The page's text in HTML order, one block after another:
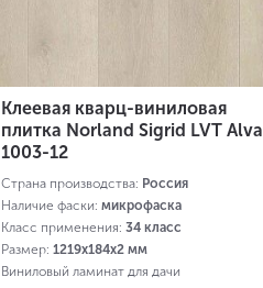
Клеевая кварц-виниловая
плитка Norland Sigrid LVT Alva
1003-12
Страна производства: Россия
Наличие фаски: микрофаска
Класс применения: 34 класс
Размер: 1219х184х2 мм
Виниловый ламинат для дачи